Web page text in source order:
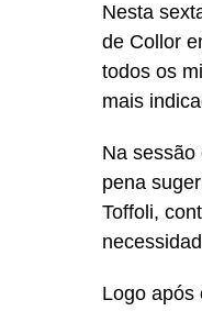
Nesta
de Collor
todos os
mais
Na sessão
pena
Toffoli,
Logo após